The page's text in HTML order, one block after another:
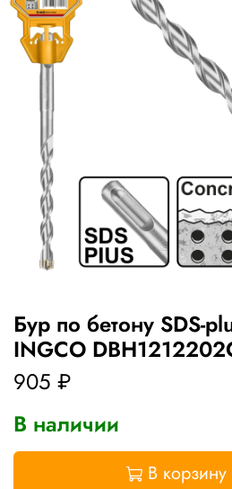
Бур по бетону SDS-
INGCO
905 ₽
В наличии
В корзину